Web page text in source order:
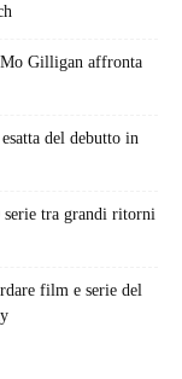
Gilligan affronta
del debutto in
serie tra grandi ritorni
film e serie del